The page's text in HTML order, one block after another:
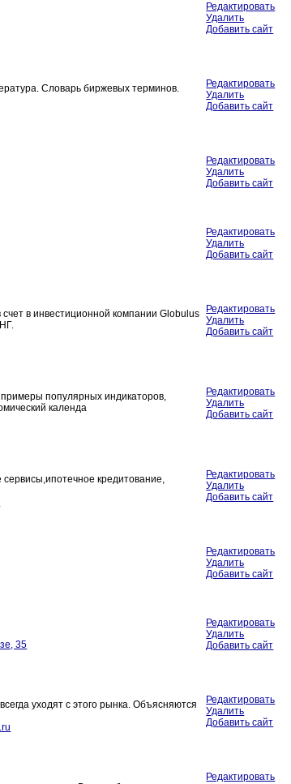
Редактировать
Удалить
Добавить сайт
Словарь биржевых терминов.
Редактировать
Удалить
Добавить сайт
Редактировать
Удалить
Добавить сайт
Редактировать
Удалить
Добавить сайт
в инвестиционной компании Globulus
Редактировать
Удалить
Добавить сайт
популярных индикаторов,
календа
Редактировать
Удалить
Добавить сайт
сервисы,ипотечное кредитование,
Редактировать
Удалить
Добавить сайт
Редактировать
Удалить
Добавить сайт
35
Редактировать
Удалить
Добавить сайт
уходят с этого рынка. Объясняются
Редактировать
Удалить
Добавить сайт
Редактировать